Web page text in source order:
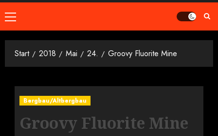
Primäres
Menü
Start 2018 Mai 24. Groovy Fluorite Mine
Bergbau/Altbergbau
Groovy Fluorite Mine